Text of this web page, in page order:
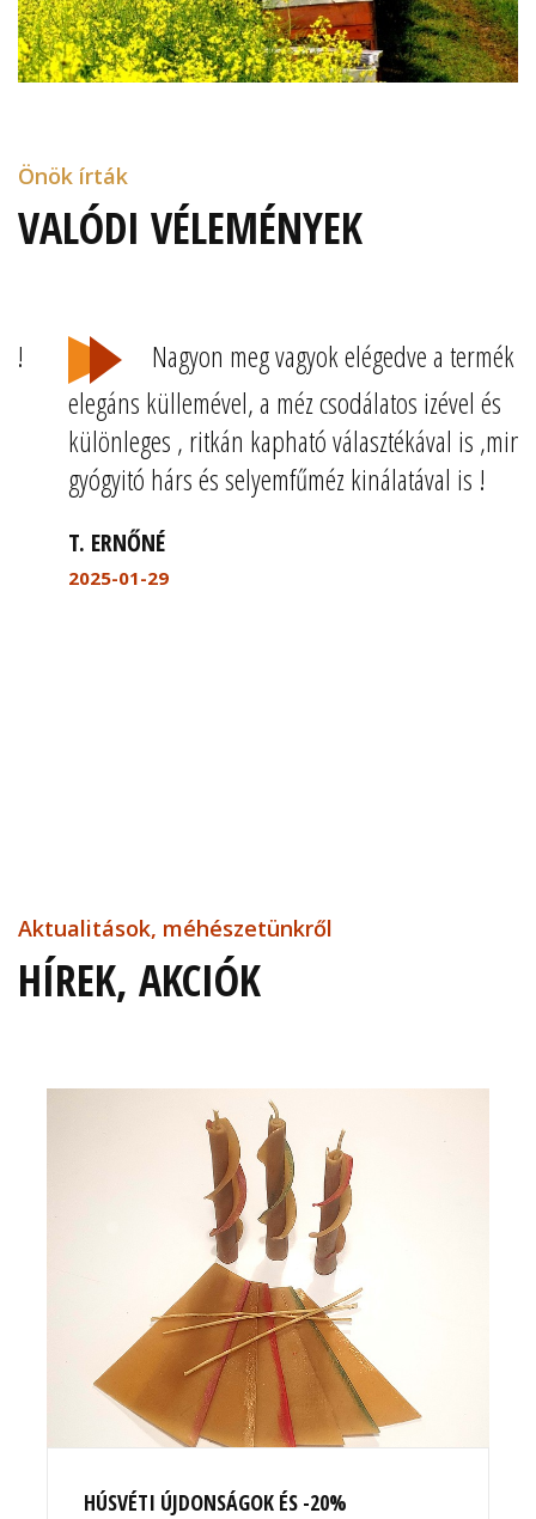
Önök írták
VALÓDI VÉLEMÉNYEK
Nagyon meg vagyok elégedve a termék
elegáns küllemével, a méz csodálatos izével és
különleges , ritkán kapható választékával is ,mint a
gyógyitó hárs és selyemfűméz kinálatával is !
T. ERNŐNÉ
2025-01-29
Aktualitások, méhészetünkről
HÍREK, AKCIÓK
HÚSVÉTI ÚJDONSÁGOK ÉS -20%